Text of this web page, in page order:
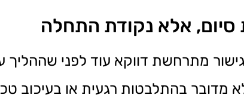
סיום, אלא נקודת התחלה
מתרחשת דווקא עוד לפני
בהתלבטות רגעית או בעיכוב